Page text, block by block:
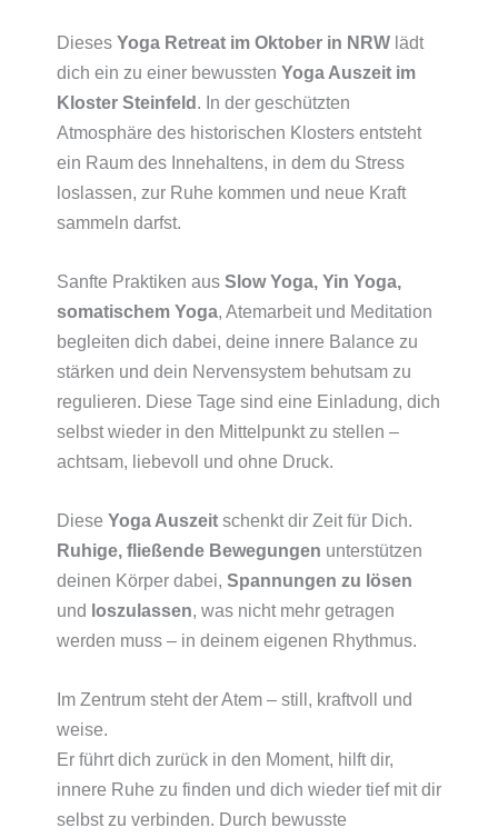
Dieses Yoga Retreat im Oktober in NRW lädt
dich ein zu einer bewussten Yoga Auszeit im
Kloster Steinfeld. In der geschützten
Atmosphäre des historischen Klosters entsteht
ein Raum des Innehaltens, in dem du Stress
loslassen, zur Ruhe kommen und neue Kraft
sammeln darfst.
Sanfte Praktiken aus Slow Yoga, Yin Yoga,
somatischem Yoga, Atemarbeit und Meditation
begleiten dich dabei, deine innere Balance zu
stärken und dein Nervensystem behutsam zu
regulieren. Diese Tage sind eine Einladung, dich
selbst wieder in den Mittelpunkt zu stellen –
achtsam, liebevoll und ohne Druck.
Diese Yoga Auszeit schenkt dir Zeit für Dich.
Ruhige, fließende Bewegungen unterstützen
deinen Körper dabei, Spannungen zu lösen
und loszulassen, was nicht mehr getragen
werden muss – in deinem eigenen Rhythmus.
Im Zentrum steht der Atem – still, kraftvoll und
weise.
Er führt dich zurück in den Moment, hilft dir,
innere Ruhe zu finden und dich wieder tief mit dir
selbst zu verbinden. Durch bewusste